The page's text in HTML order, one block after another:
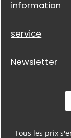
information
service
Newsletter
Tous les prix